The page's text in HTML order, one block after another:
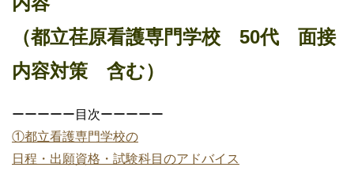
（都立荏原看護専門学校 50代 面接
内容対策 含む）
ーーーーー目次ーーーーー
①都立看護専門学校の
日程・出願資格・試験科目のアドバイス